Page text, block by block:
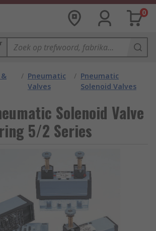
0
/ Pneumatic
Valves
/ Pneumatic
Solenoid Valves
Solenoid Valve
5/2 Series